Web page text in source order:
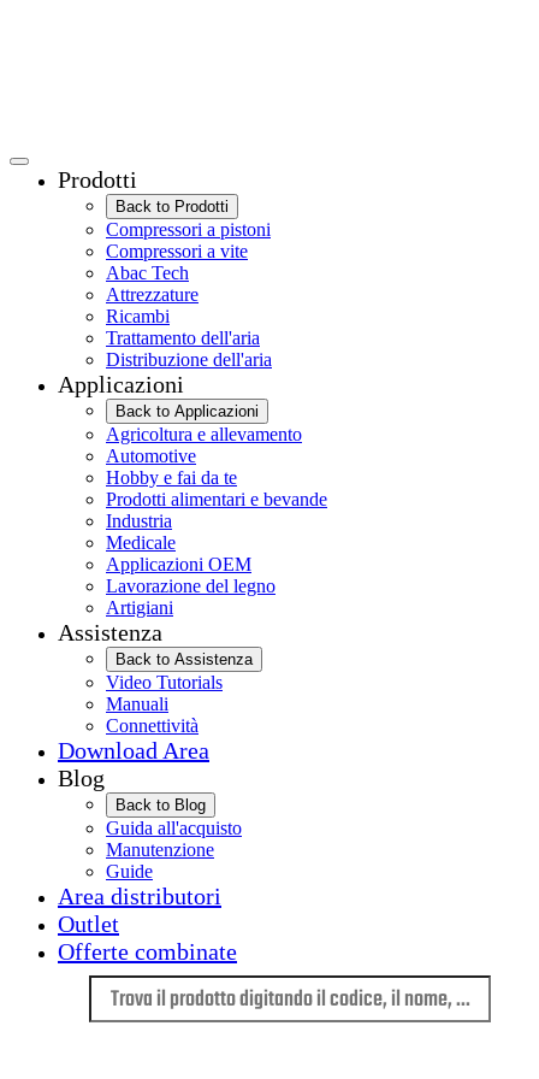
Prodotti
Back to Prodotti
Compressori a pistoni
Compressori a vite
Abac Tech
Attrezzature
Ricambi
Trattamento dell'aria
Distribuzione dell'aria
Applicazioni
Back to Applicazioni
Agricoltura e allevamento
Automotive
Hobby e fai da te
Prodotti alimentari e bevande
Industria
Medicale
Applicazioni OEM
Lavorazione del legno
Artigiani
Assistenza
Back to Assistenza
Video Tutorials
Manuali
Connettività
Download Area
Blog
Back to Blog
Guida all'acquisto
Manutenzione
Guide
Area distributori
Outlet
Offerte combinate